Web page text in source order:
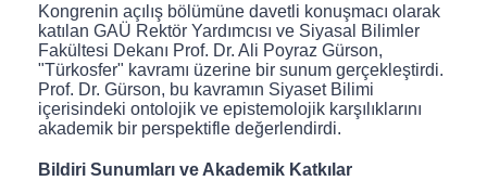
Kongrenin açılış bölümüne davetli konuşmacı olarak
katılan GAÜ Rektör Yardımcısı ve Siyasal Bilimler
Fakültesi Dekanı Prof. Dr. Ali Poyraz Gürson,
"Türkosfer" kavramı üzerine bir sunum gerçekleştirdi.
Prof. Dr. Gürson, bu kavramın Siyaset Bilimi
içerisindeki ontolojik ve epistemolojik karşılıklarını
akademik bir perspektifle değerlendirdi.
Bildiri Sunumları ve Akademik Katkılar